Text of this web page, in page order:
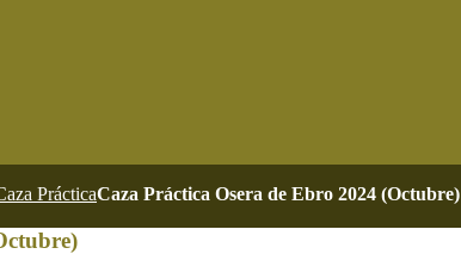
PrácticaCaza Práctica Osera de Ebro 2024 (Octubre)